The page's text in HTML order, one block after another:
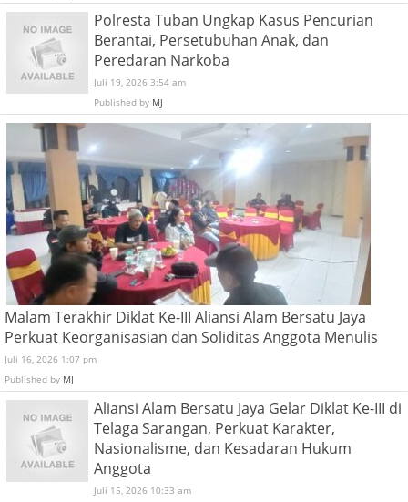
Polresta Tuban Ungkap Kasus Pencurian
Berantai, Persetubuhan Anak, dan
Peredaran Narkoba
Juli 19, 2026 3:54 am
Published by MJ
Malam Terakhir Diklat Ke-III Aliansi Alam Bersatu Jaya
Perkuat Keorganisasian dan Soliditas Anggota Menulis
Juli 16, 2026 1:07 pm
Published by MJ
Aliansi Alam Bersatu Jaya Gelar Diklat Ke-III di
Telaga Sarangan, Perkuat Karakter,
Nasionalisme, dan Kesadaran Hukum
Anggota
Juli 15, 2026 10:33 am